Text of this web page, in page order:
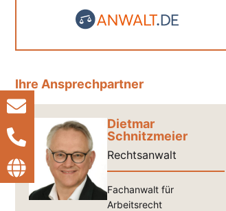
Ihre Ansprechpartner
Dietmar
Schnitzmeier
Rechtsanwalt
Fachanwalt für
Arbeitsrecht